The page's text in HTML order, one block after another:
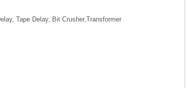
Tape Delay, Bit Crusher,Transformer